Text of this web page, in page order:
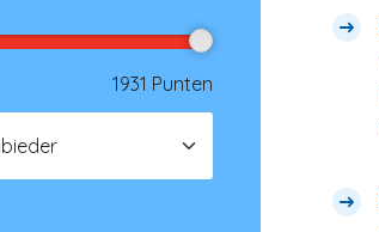
1931 Punten